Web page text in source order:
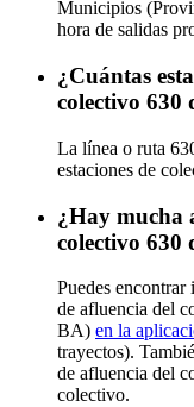
Municipios
hora de salidas
¿Cuántas
colectivo 630
La línea o ruta
estaciones de
¿Hay mucha
colectivo 630
Puedes
de afluencia del
BA) en la
trayectos).
de afluencia del
colectivo.